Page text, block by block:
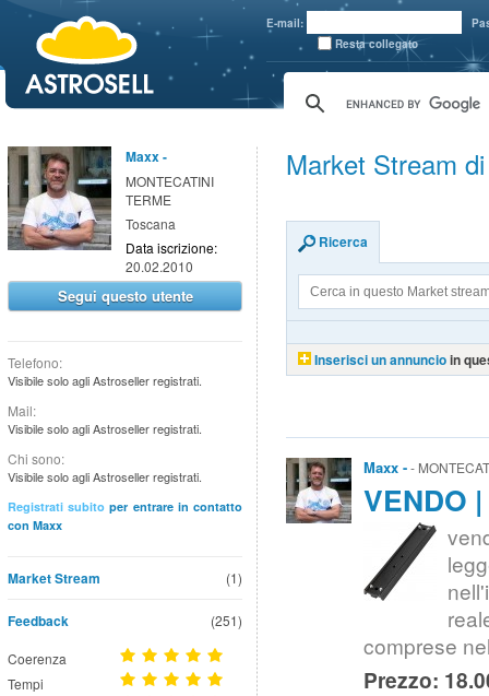
E-mail:
Resta collegato
Maxx -
MONTECATINI
TERME
Toscana
Data iscrizione:
20.02.2010
Segui questo utente
Telefono:
Visibile solo agli Astroseller registrati.
Mail:
Visibile solo agli Astroseller registrati.
Chi sono:
Visibile solo agli Astroseller registrati.
Registrati subito per entrare in contatto
con Maxx
(1)
Market Stream
Feedback (251)
Coerenza
Tempi
Market Stream
Ricerca
Inserisci un annuncioin
Maxx --
VENDO
comprese
Prezzo: